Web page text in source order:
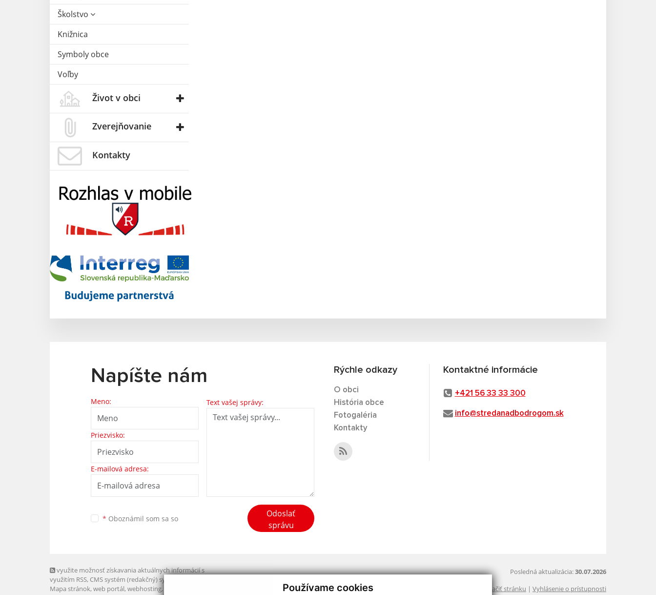
Používame cookies
Školstvo
Knižnica
Symboly obce
Voľby
Život v obci
Zverejňovanie
Kontakty
Napíšte nám
Meno:
Priezvisko:
E-mailová adresa:
Text vašej správy:
* Oboznámil som sa so
Odoslať
správu
Rýchle odkazy
O obci
História obce
Fotogaléria
Kontakty
Kontaktné informácie
+421 56 33 33 300
info@stredanadbodrogom.sk
využite možnosť získavania aktuálnych informácií s
využitím RSS, CMS systém (redakčný) systém ECHELON 2,
Mapa stránok, web portál, webhosting,
Posledná aktualizácia:30.07.2026
Vytlačiť stránku | Vyhlásenie o prístupnosti
webdesign|